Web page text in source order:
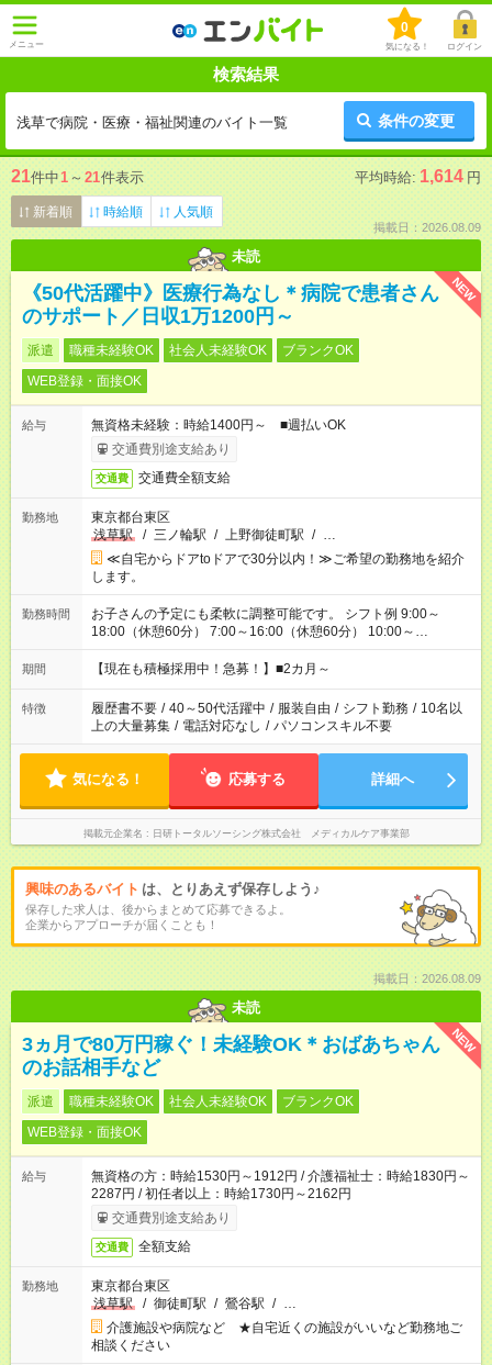
メニュー
0
気になる！ ログイン
検索結果
浅草で病院・医療・福祉関連のバイト一覧 条件の変更
21件中1 ～ 21件表示 平均時給: 1,614 円
新着順 時給順 人気順
掲載日：2026.08.09
未読
NEW
《50代活躍中》医療行為なし＊病院で患者さん
のサポート／日収1万1200円～
派遣 職種未経験OK 社会人未経験OK
ブランクOK
WEB登録・面接OK
給与
無資格未経験：時給1400円～ ■週払いOK
交通費別途支給あり
交通費 交通費全額支給
勤務地
東京都台東区
浅草駅
/ 三ノ輪駅 / 上野御徒町駅 / …
≪自宅からドアtoドアで30分以内！≫ご希望の勤務地を紹介
します。
勤務時間
お子さんの予定にも柔軟に調整可能です。 シフト例 9:00～
18:00（休憩60分） 7:00～16:00（休憩60分） 10:00～
19:00（休憩60分） ※Wワーク希望の方へ 今ご覧のお仕事で希
望する勤務時間と、もう1つのお仕事の勤務時間の合計が 週40
期間 【現在も積極採用中！急募！】■2カ月～
特徴 履歴書不要 / 40～50代活躍中 / 服装自由 / シフト勤務 / 10名以
上の大量募集 / 電話対応なし / パソコンスキル不要
気になる！ 応募する 詳細へ
掲載元企業名 日研トータルソーシング株式会社 メディカルケア事業部
興味のあるバイト は、とりあえず保存しよう♪
保存した求人は、後からまとめて応募できるよ。
企業からアプローチが届くことも！
掲載日：2026.08.09
未読
NEW
3ヵ月で80万円稼ぐ！未経験OK＊おばあちゃん
のお話相手など
派遣 職種未経験OK 社会人未経験OK
ブランクOK
WEB登録・面接OK
給与
無資格の方：時給1530円～1912円 / 介護福祉士：時給1830円～
2287円 / 初任者以上：時給1730円～2162円
交通費別途支給あり
交通費 全額支給
勤務地
東京都台東区
浅草駅
/ 御徒町駅 / 鶯谷駅 / …
介護施設や病院など ★自宅近くの施設がいいなど勤務地ご
相談ください